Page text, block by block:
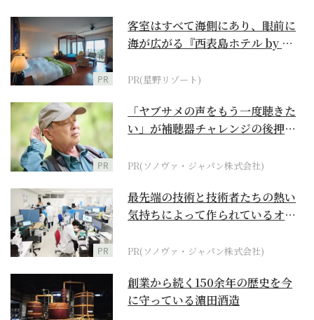
PR
客室はすべて海側にあり、眼前に
海が広がる『西表島ホテル by 星
PR(星野リゾート)
PR
「ヤブサメの声をもう一度聴きた
い」が補聴器チャレンジの後押し
PR(ソノヴァ・ジャパン株式会社)
PR
最先端の技術と技術者たちの熱い
気持ちによって作られているオー
PR(ソノヴァ・ジャパン株式会社)
創業から続く150余年の歴史を今
に守っている濵田酒造